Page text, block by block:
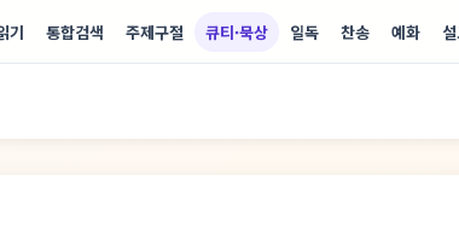
기 통합검색 주제구절 큐티·묵상 일독 찬송 예화